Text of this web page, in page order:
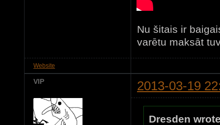
Nu šitais ir
varētu maksāt
Website
VIP 2013-03-19
Dresden